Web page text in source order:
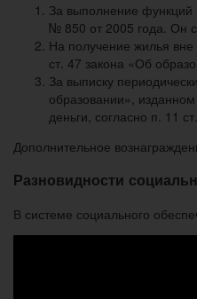
За выполнение функций
№ 850 от 2005 года. Он
На получение жилья
ст. 47 закона «Об
За выписку
образовании»,
деньги, согласно п. 11
Дополнительное
Разновидности
В системе социального